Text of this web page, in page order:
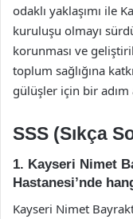
odaklı yaklaşımı ile
kuruluşu olmayı
korunması ve
toplum sağlığına
gülüşler için bir
SSS (Sıkça
1. Kayseri Nimet
Hastanesi’nde
Kayseri Nimet